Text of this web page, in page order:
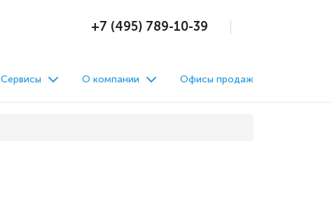
+7 (495) 789-10-39
Сервисы О компании Офисы продаж